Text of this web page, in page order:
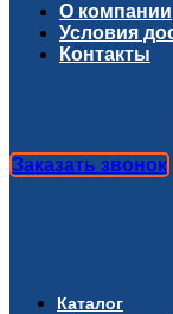
О компании
Условия
Контакты
Заказать звонок
Каталог